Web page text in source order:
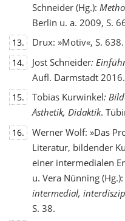
Schneider (Hg.):
Berlin u. a. 2009, S.
13. Drux: »Motiv«, S. 638.
14. Jost Schneider:
Aufl. Darmstadt
15. Tobias Kurwinkel:
Ästhetik, Didaktik.
16.
Werner Wolf: »Das
Literatur, bildender
einer intermedialen
u. Vera Nünning (Hg.):
intermedial,
S. 38.